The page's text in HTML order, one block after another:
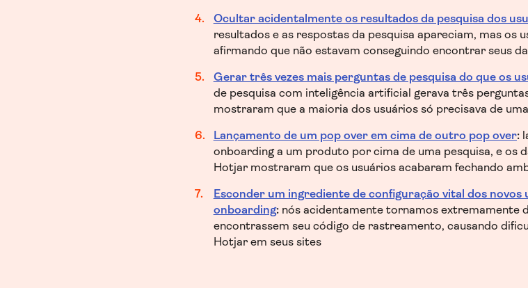
Ocultar acidentalmente os resultados da pesquisa dos
resultados e as respostas da pesquisa apareciam, mas os
afirmando que não estavam conseguindo encontrar seus
Gerar três vezes mais perguntas de pesquisa do que os
de pesquisa com inteligência artificial gerava três
mostraram que a maioria dos usuários só precisava de
Lançamento de um pop over em cima de outro pop over:
onboarding a um produto por cima de uma pesquisa, e os
Hotjar mostraram que os usuários acabaram fechando
Esconder um ingrediente de configuração vital dos
onboarding: nós acidentamente tornamos extremamente
encontrassem seu código de rastreamento, causando
Hotjar em seus sites